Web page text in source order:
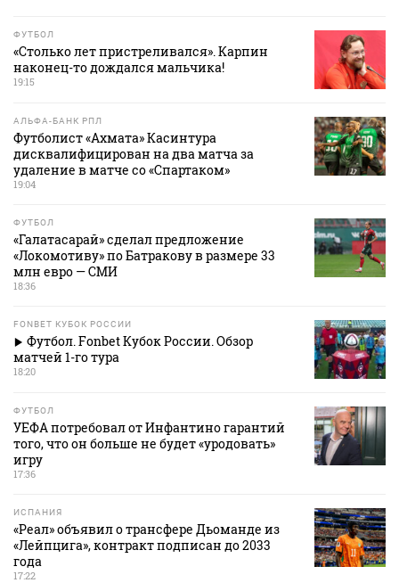
ФУТБОЛ
«Столько лет пристреливался». Карпин
наконец-то дождался мальчика!
19:15
АЛЬФА-БАНК РПЛ
Футболист «Ахмата» Касинтура
дисквалифицирован на два матча за
удаление в матче со «Спартаком»
19:04
ФУТБОЛ
«Галатасарай» сделал предложение
«Локомотиву» по Батракову в размере 33
млн евро — СМИ
18:36
FONBET КУБОК РОССИИ
Футбол. Fonbet Кубок России. Обзор
матчей 1-го тура
18:20
ФУТБОЛ
УЕФА потребовал от Инфантино гарантий
того, что он больше не будет «уродовать»
игру
17:36
ИСПАНИЯ
«Реал» объявил о трансфере Дьоманде из
«Лейпцига», контракт подписан до 2033
года
17:22